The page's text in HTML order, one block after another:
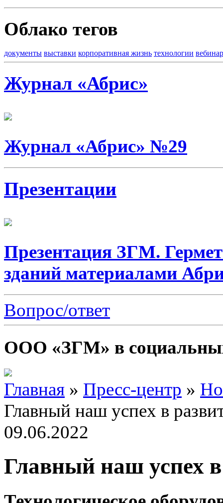
Облако тегов
документы выставки корпоративная жизнь технологии
Журнал «Абрис»
Журнал «Абрис» №29
Презентации
Презентация ЗГМ.
зданий материалами
Вопрос/ответ
ООО «ЗГМ» в
Главная » Пресс-центр »
Главный наш успех в
09.06.2022
Главный наш успех